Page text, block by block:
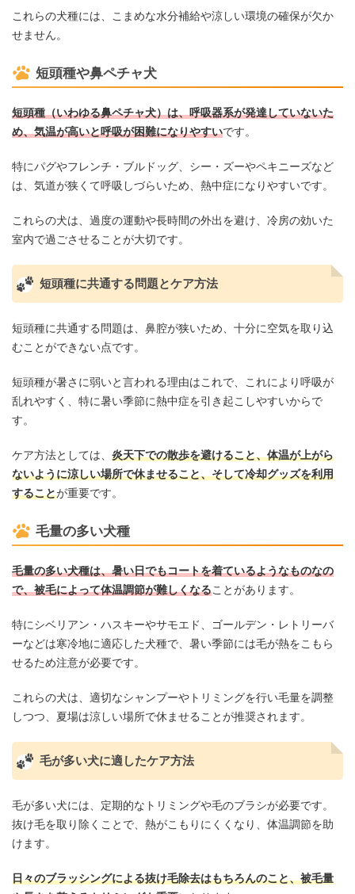
これらの犬種には、こまめな水分補給や涼しい環境の確保が欠か
せません。
短頭種や鼻ペチャ犬
短頭種（いわゆる鼻ペチャ犬）は、呼吸器系が発達していないた
め、気温が高いと呼吸が困難になりやすいです。
特にパグやフレンチ・ブルドッグ、シー・ズーやペキニーズなど
は、気道が狭くて呼吸しづらいため、熱中症になりやすいです。
これらの犬は、過度の運動や長時間の外出を避け、冷房の効いた
室内で過ごさせることが大切です。
短頭種に共通する問題とケア方法
短頭種に共通する問題は、鼻腔が狭いため、十分に空気を取り込
むことができない点です。
短頭種が暑さに弱いと言われる理由はこれで、これにより呼吸が
乱れやすく、特に暑い季節に熱中症を引き起こしやすいからで
す。
ケア方法としては、 炎天下での散歩を避けること、体温が上がら
ないように涼しい場所で休ませること、そして冷却グッズを利用
することが重要です。
毛量の多い犬種
毛量の多い犬種は、暑い日でもコートを着ているようなものなの
で、被毛によって体温調節が難しくなることがあります。
特にシベリアン・ハスキーやサモエド、ゴールデン・レトリーバ
ーなどは寒冷地に適応した犬種で、暑い季節には毛が熱をこもら
せるため注意が必要です。
これらの犬は、適切なシャンプーやトリミングを行い毛量を調整
しつつ、夏場は涼しい場所で休ませることが推奨されます。
毛が多い犬に適したケア方法
毛が多い犬には、定期的なトリミングや毛のブラシが必要です。
抜け毛を取り除くことで、熱がこもりにくくなり、体温調節を助
けます。
日々のブラッシングによる抜け毛除去はもちろんのこと、被毛量